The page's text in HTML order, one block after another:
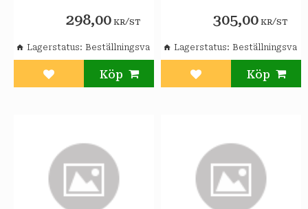
298,00 KR/ST
Lägg till i favoriter
Lagerstatus Beställningsvara
305,00 KR/ST
Lägg till i favoriter
Lagerstatus Beställningsvara